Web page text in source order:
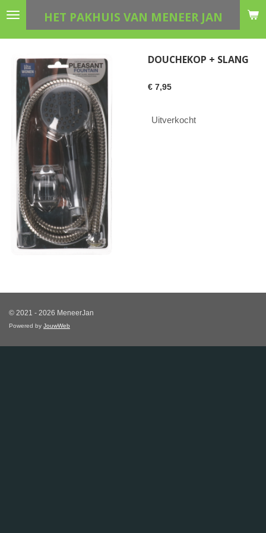
Ga
hoofdinhoud
HET PAKHUIS VAN MENEER JAN
DOUCHEKOP + SLANG
€ 7,95
Uitverkocht
© 2021 - 2026 MeneerJan
Powered by JouwWeb